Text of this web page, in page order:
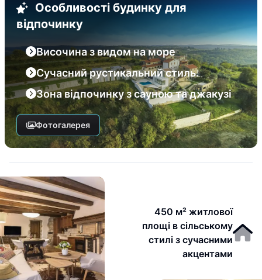
Особливості будинку для
відпочинку
Височина з видом на море
Сучасний рустикальний стиль.
Зона відпочинку з сауною та джакузі
Фотогалерея
450 м² житлової
площі в сільському
стилі з сучасними
акцентами